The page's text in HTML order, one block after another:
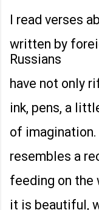
I read verses
written by
Russians
have not only
ink, pens, a
of
resembles a
feeding on the
it is beautiful,